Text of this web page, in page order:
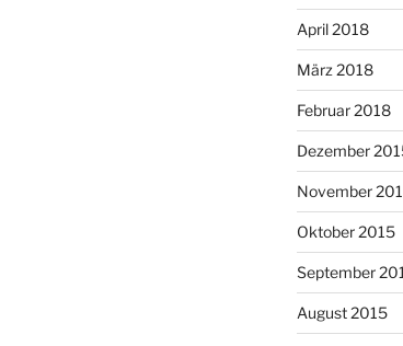
April 2018
März 2018
Februar 2018
Dezember
November
Oktober 2015
September
August 2015